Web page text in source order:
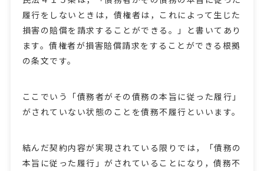
履行をしないときは，債権者は，これによって生じた
損害の賠償を請求することができる。」と書いてあり
ます。債権者が損害賠償請求をすることができる根拠
の条文です。
ここでいう「債務者がその債務の本旨に従った履行」
がされていない状態のことを債務不履行といいます。
結んだ契約内容が実現されている限りでは，「債務の
本旨に従った履行」がされていることになり，債務不